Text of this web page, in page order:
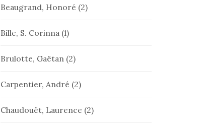
Beaugrand, Honoré (2)
Bille, S. Corinna (1)
Brulotte, Gaëtan (2)
Carpentier, André (2)
Chaudouët, Laurence (2)